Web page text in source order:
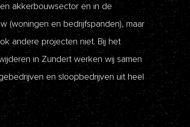
akkerbouwsector en in de
(woningen en bedrijfspanden), maar
andere projecten niet. Bij het
in Zundert werken wij samen
en sloopbedrijven uit heel